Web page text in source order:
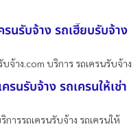
รนรับจ้าง รถเฮี๊ยบรับจ้าง
จ้าง.com บริการ รถเครนรับจ้าง
รนรับจ้าง รถเครนให้เช่า
ารรถเครนรับจ้าง รถเครนให้